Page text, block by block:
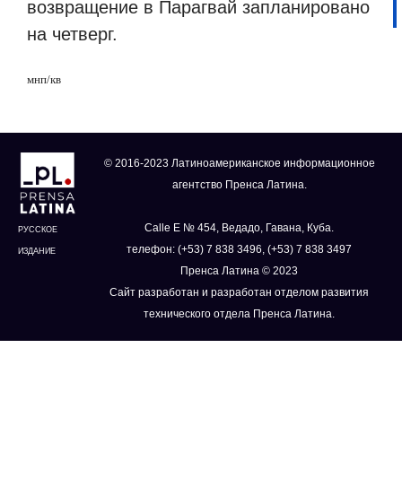
возвращение в Парагвай запланировано
на четверг.
мнп/кв
РУССКОЕ
ИЗДАНИЕ
© 2016-2023 Латиноамериканское информационное
агентство Пренса Латина.
Calle E № 454, Ведадо, Гавана, Куба.
телефон: (+53) 7 838 3496, (+53) 7 838 3497
Пренса Латина © 2023
Сайт разработан и разработан отделом развития
технического отдела Пренса Латина.